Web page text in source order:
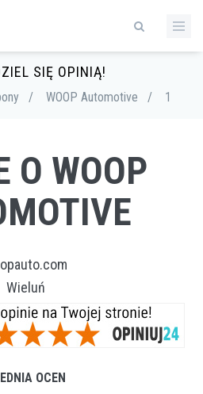
SIĘ OPINIĄ!
/ WOOP Automotive / 1
O WOOP
Wieluń
OCEN